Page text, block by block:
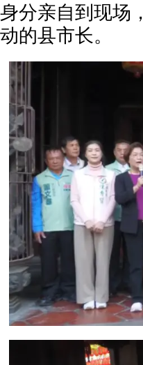
身分亲自到现场
动的县市长。